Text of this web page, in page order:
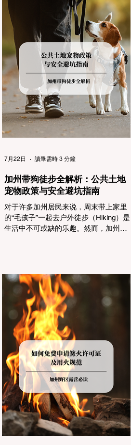
仅可能面临高额罚单或被公路巡警
（CHP）劝返，更可能在冰雪路面上引
发严重的安全事故。本文将为您系统解
析加州的防滑链政策，帮助您明确自己
的车型在不同路况下的具体要求，并为
出行做好充足准备。 一、 核心概念：看
懂加州 R1, R2, R3 管制级别 当恶劣天气
来袭，加州交通局会在公路上启动防滑
链管制，并通过电子路牌指示当前的管
制级别。加州采用三个递进的级别（R1
至R3）来规范通行车辆： R1 管制
(Requirement 1) 规定内容： 所有车辆必
须安装防滑链。 豁免条件： 乘用车
（Light Trucks）只要配备了雪地轮胎
加州带狗徒步全解析：公共土地
宠物政策与安全避坑指南
对于许多加州居民来说，周末带上家里
的“毛孩子”一起去户外徒步（Hiking）是
生活中不可或缺的乐趣。然而，加州拥
到了步道口才绝望地看到一块大大的
"No Dogs on Trail"（步道严禁犬只） 的
指示牌，这无疑会彻底毁掉整个周末。
为了避免“带狗碰壁”，您必须在出发前清
楚地了解不同公共土地系统对宠物政
策，掌握实用的路线筛选工具，并警惕
加州特有的野外环境隐患。 一、 破除宠
物政策管辖权迷雾：狗狗到底能去哪
里？ 加州的户外区域由不同的政府机构
管理，其核心保护目标决定了宠物政策
的严格程度。我们可以将其视为一条“从
严到宽”的鄙视链： 1. 极其严格：国家公
园 (National Parks) & 州立公园 (State
Parks) 政策基调： 优先保护原始生态与
野生动物。 实际规定： 在优胜美地、红
7月22日 讀畢需時 3 分鐘